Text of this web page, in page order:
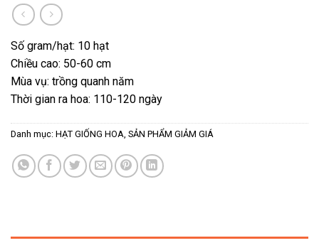
Số gram/hạt: 10 hạt
Chiều cao: 50-60 cm
Mùa vụ: trồng quanh năm
Thời gian ra hoa: 110-120 ngày
Danh mục: HẠT GIỐNG HOA, SẢN PHẨM GIẢM GIÁ